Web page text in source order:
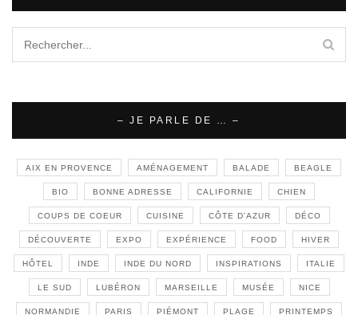
– JE PARLE DE … –
AIX EN PROVENCE AMÉNAGEMENT BALADE BEAGLE
BIO BONNE ADRESSE CALIFORNIE CHIEN
COUPS DE COEUR CUISINE CÔTE D'AZUR DÉCO
DÉCOUVERTE EXPO EXPÉRIENCE FOOD HIVER
HÔTEL INDE INDE DU NORD INSPIRATIONS ITALIE
LE SUD LUBÉRON MARSEILLE MUSÉE NICE
NORMANDIE PARIS PIÉMONT PLAGE PRINTEMPS